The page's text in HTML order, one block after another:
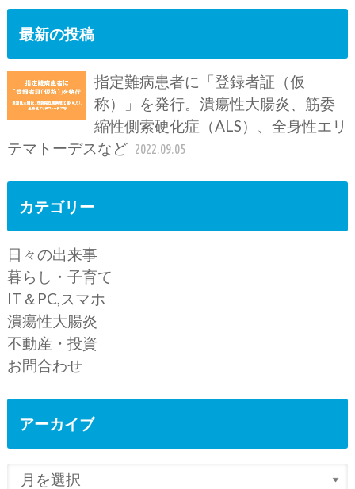
最新の投稿
指定難病患者に「登録者証（仮
称）」を発行。潰瘍性大腸炎、筋委
縮性側索硬化症（ALS）、全身性エリ
テマトーデスなど 2022.09.05
カテゴリー
日々の出来事
暮らし・子育て
IT＆PC,スマホ
潰瘍性大腸炎
不動産・投資
お問合わせ
アーカイブ